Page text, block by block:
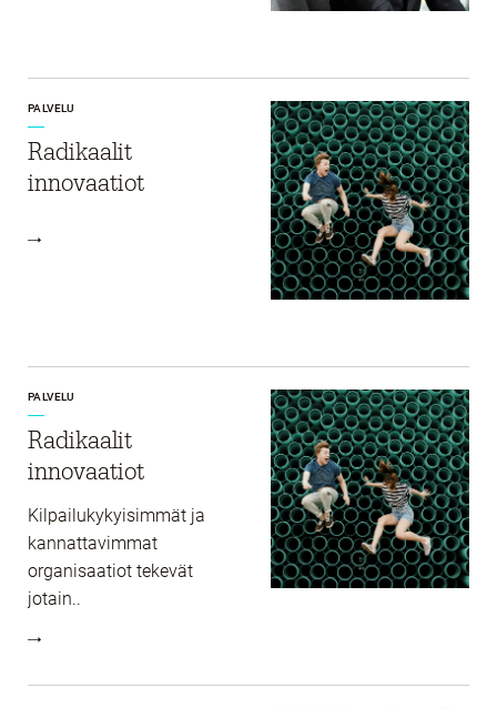
PALVELU
Radikaalit
innovaatiot
PALVELU
Radikaalit
innovaatiot
Kilpailukykyisimmät ja
kannattavimmat
organisaatiot tekevät
jotain..